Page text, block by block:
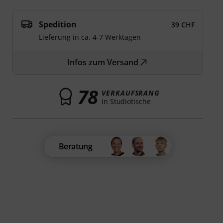
Spedition
39 CHF
Lieferung in ca. 4-7 Werktagen
Infos zum Versand
78 VERKAUFSRANG
in Studiotische
Beratung